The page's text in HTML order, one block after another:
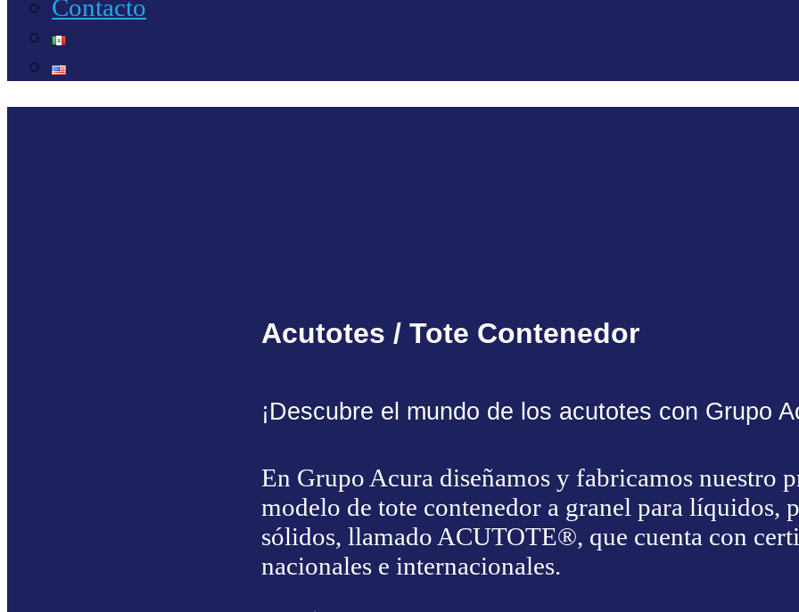
Contacto
Acutotes / Tote Contenedor
¡Descubre el mundo de los acutotes con Grupo
En Grupo Acura diseñamos y fabricamos nuestro
modelo de tote contenedor a granel para líquidos,
sólidos, llamado ACUTOTE®, que cuenta con
nacionales e internacionales.